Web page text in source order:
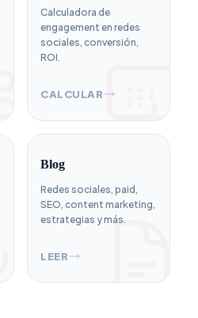
Calculadora de
engagement en redes
sociales, conversión,
ROI.
CALCULAR
Blog
Redes sociales, paid,
SEO, content marketing,
estrategias y más.
LEER